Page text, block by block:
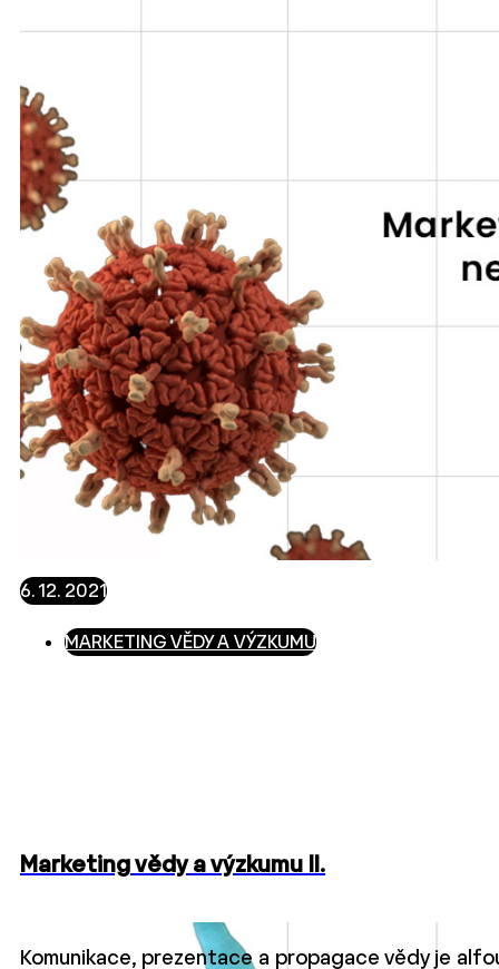
6. 12. 2021
MARKETING VĚDY A VÝZKUMU
Marketing vědy a výzkumu II.
Komunikace, prezentace a propagace vědy je